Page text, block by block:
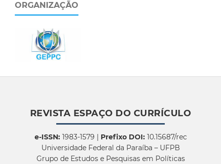
ORGANIZAÇÃO
REVISTA ESPAÇO DO CURRÍCULO
e-ISSN:1983-1579 | Prefixo DOI:10.15687/rec
Universidade Federal da Paraíba – UFPB
Grupo de Estudos e Pesquisas em Políticas